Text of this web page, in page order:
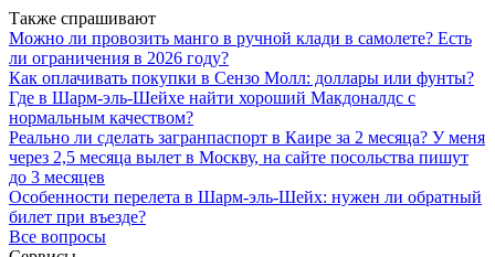
Также спрашивают
Можно ли провозить манго в ручной клади в самолете? Есть
ли ограничения в 2026 году?
Как оплачивать покупки в Сензо Молл: доллары или фунты?
Где в Шарм-эль-Шейхе найти хороший Макдоналдс с
нормальным качеством?
Реально ли сделать загранпаспорт в Каире за 2 месяца? У меня
через 2,5 месяца вылет в Москву, на сайте посольства пишут
до 3 месяцев
Особенности перелета в Шарм-эль-Шейх: нужен ли обратный
билет при въезде?
Все вопросы